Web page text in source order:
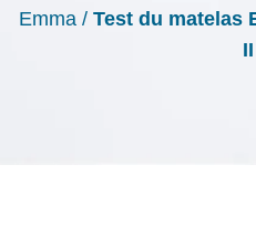
Emma/ Test du matelas
II